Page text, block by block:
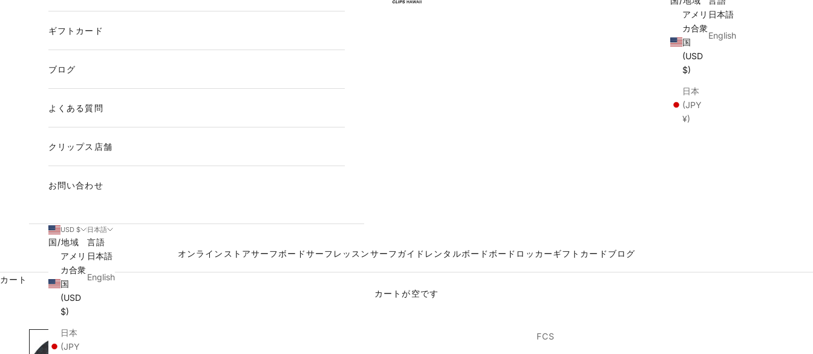
オンラインストアサーフボードサーフレッスンサーフガイド レンタルボード ボードロッカーギフトカード ブログ
アメリ
カ合衆
国
(USD
$)
日本
(JPY
¥)
日本語
English
ギフトカード
ブログ
よくある質問
クリップス店舗
お問い合わせ
USD $
国/地域
アメリ
カ合衆
国
(USD
$)
日本
(JPY
日本語
言語
日本語
English
カート
カートが空です
FCS